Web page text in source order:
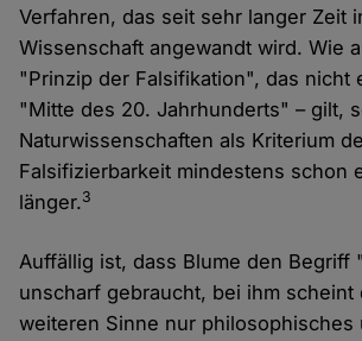
Verfahren, das seit sehr langer Zeit
Wissenschaft angewandt wird. Wie
"Prinzip der Falsifikation", das nicht
"Mitte des 20. Jahrhunderts" – gilt,
Naturwissenschaften als Kriterium
Falsifizierbarkeit mindestens schon
länger.3
Auffällig ist, dass Blume den Begriff
unscharf gebraucht, bei ihm scheint
weiteren Sinne nur philosophisches